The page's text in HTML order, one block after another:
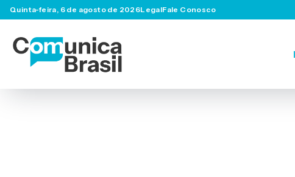
Quinta-feira, 6 de agosto de 2026LegalFale Conosco